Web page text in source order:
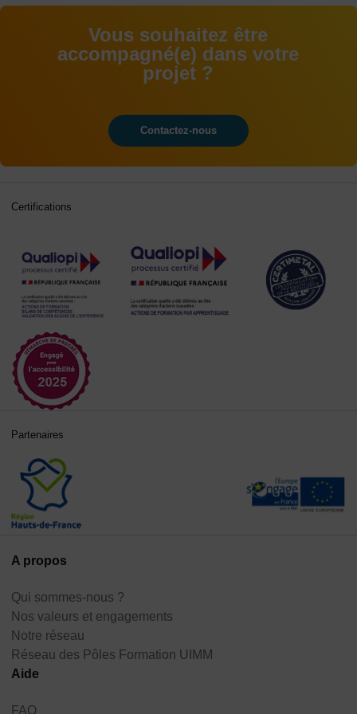
Vous souhaitez être
accompagné(e) dans votre
projet ?
Contactez-nous
A propos
Qui sommes-nous ?
Nos valeurs et engagements
Notre réseau
Réseau des Pôles Formation UIMM
Aide
FAQ
Certifications
Partenaires